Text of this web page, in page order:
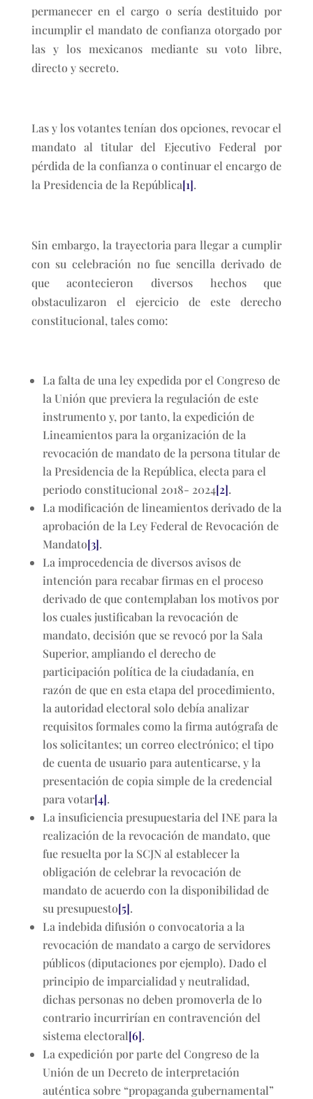
permanecer en el cargo o sería destituido por
incumplir el mandato de confianza otorgado por
las y los mexicanos mediante su voto libre,
directo y secreto.
Las y los votantes tenían dos opciones, revocar el
mandato al titular del Ejecutivo Federal por
pérdida de la confianza o continuar el encargo de
la Presidencia de la República[1].
Sin embargo, la trayectoria para llegar a cumplir
con su celebración no fue sencilla derivado de
que acontecieron diversos hechos que
obstaculizaron el ejercicio de este derecho
constitucional, tales como:
La falta de una ley expedida por el Congreso de
la Unión que previera la regulación de este
instrumento y, por tanto, la expedición de
Lineamientos para la organización de la
revocación de mandato de la persona titular de
la Presidencia de la República, electa para el
periodo constitucional 2018- 2024[2].
La modificación de lineamientos derivado de la
aprobación de la Ley Federal de Revocación de
Mandato[3].
La improcedencia de diversos avisos de
intención para recabar firmas en el proceso
derivado de que contemplaban los motivos por
los cuales justificaban la revocación de
mandato, decisión que se revocó por la Sala
Superior, ampliando el derecho de
participación política de la ciudadanía, en
razón de que en esta etapa del procedimiento,
la autoridad electoral solo debía analizar
requisitos formales como la firma autógrafa de
los solicitantes; un correo electrónico; el tipo
de cuenta de usuario para autenticarse, y la
presentación de copia simple de la credencial
para votar[4].
La insuficiencia presupuestaria del INE para la
realización de la revocación de mandato, que
fue resuelta por la SCJN al establecer la
obligación de celebrar la revocación de
mandato de acuerdo con la disponibilidad de
su presupuesto[5].
La indebida difusión o convocatoria a la
revocación de mandato a cargo de servidores
públicos (diputaciones por ejemplo). Dado el
principio de imparcialidad y neutralidad,
dichas personas no deben promoverla de lo
contrario incurrirían en contravención del
sistema electoral[6].
La expedición por parte del Congreso de la
Unión de un Decreto de interpretación
auténtica sobre “propaganda gubernamental”